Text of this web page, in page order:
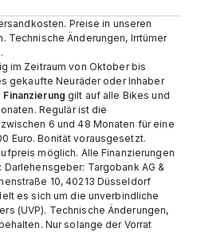
Preise in unseren
Technische Änderungen, Irrtümer
im Zeitraum von Oktober bis
gekaufte Neuräder oder Inhaber
Finanzierung gilt auf alle Bikes und
Regulär ist die
6 und 48 Monaten für eine
Euro. Bonität vorausgesetzt.
möglich. Alle Finanzierungen
Targobank AG &
10, 40213 Düsseldorf
es sich um die unverbindliche
(UVP). Technische Änderungen,
Nur solange der Vorrat